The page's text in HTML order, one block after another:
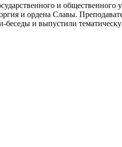
и
и ордена Славы.
и выпустили